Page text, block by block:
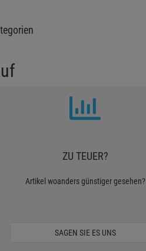
ZU TEUER?
Artikel woanders günstiger gesehen?
SAGEN SIE ES UNS